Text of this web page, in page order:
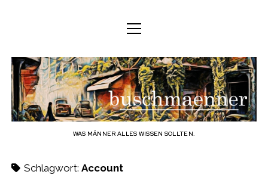
DEUTSCH
ü
ö
f
f
n
e
n
DEUTSCH
ENGLISH
KÖRPER
GEIST
FAMILIE
BERUF
M
e
ö
f
f
n
e
n
b
u
s
c
WAS MÄNNER ALLES WISSEN SOLLTEN.
Schlagwort: Account